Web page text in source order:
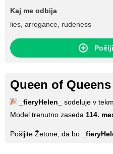
Kaj me odbija
lies, arrogance, rudeness
Queen of Queens
_fieryHelen_ sodeluje v
Model trenutno zaseda 114.
Pošljite Žetone, da bo